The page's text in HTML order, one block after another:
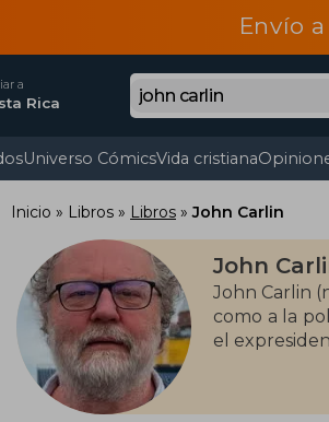
Envío
a
Rica
Universo CómicsVida cristiana
Inicio Libros Libros John Carlin
John
John Carlin
como a la
el